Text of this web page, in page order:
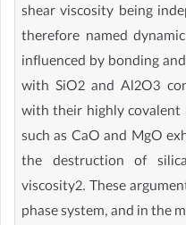
shear viscosity being
therefore named
influenced by bonding
with SiO2 and Al2O3
with their highly covalent
such as CaO and MgO
the destruction of
viscosity2. These
phase system, and in the